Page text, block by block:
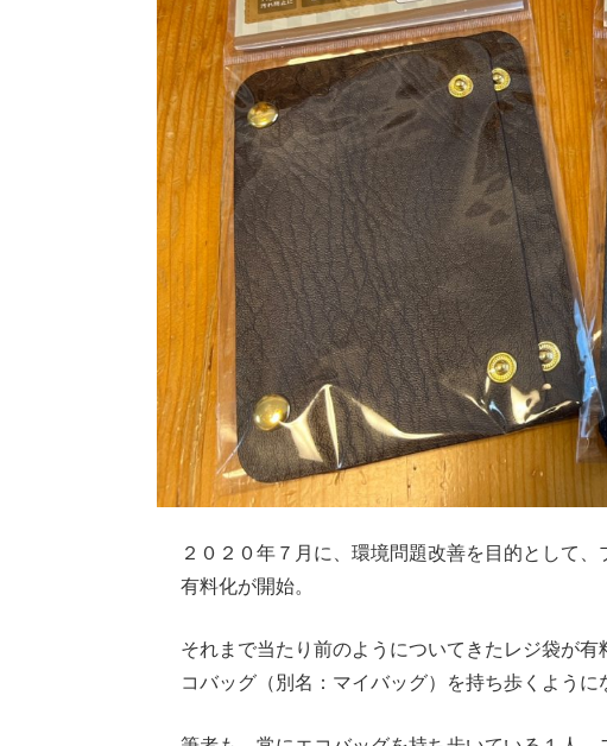
２０２０年７月に、環境問題改善を目的として
有料化が開始。
それまで当たり前のようについてきたレジ袋が
コバッグ（別名：マイバッグ）を持ち歩くように